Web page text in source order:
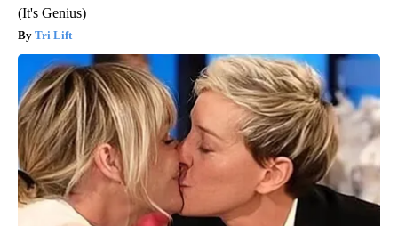
(It's Genius)
Tri Lift